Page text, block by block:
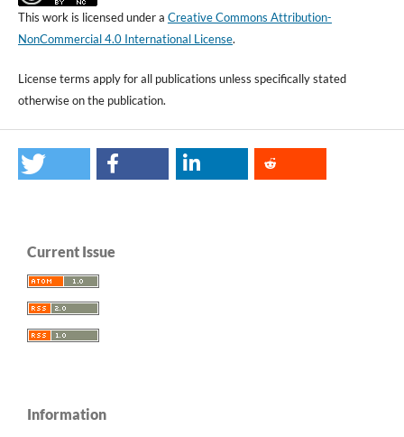
This work is licensed under a Creative Commons Attribution-
NonCommercial 4.0 International License.
License terms apply for all publications unless specifically stated
otherwise on the publication.
Current Issue
Information